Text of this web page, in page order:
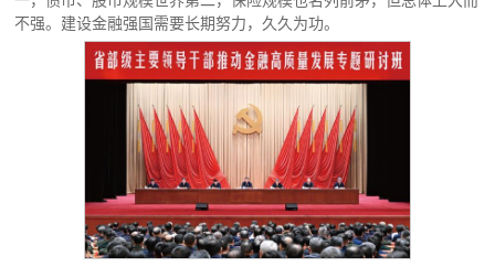
不强。建设金融强国需要长期努力，久久为功。